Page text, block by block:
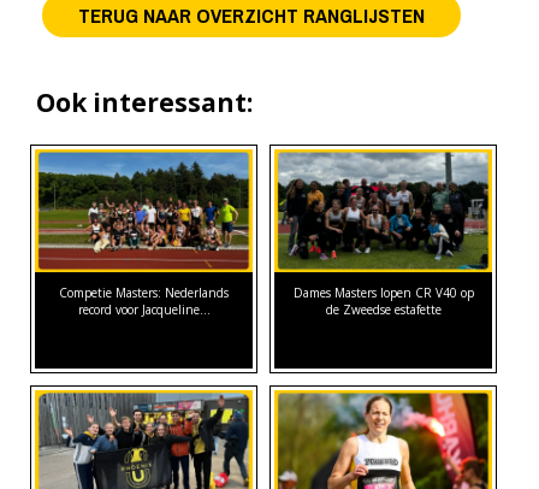
TERUG NAAR OVERZICHT RANGLIJSTEN
Ook interessant:
Competie Masters: Nederlands
record voor Jacqueline…
Dames Masters lopen CR V40 op
de Zweedse estafette